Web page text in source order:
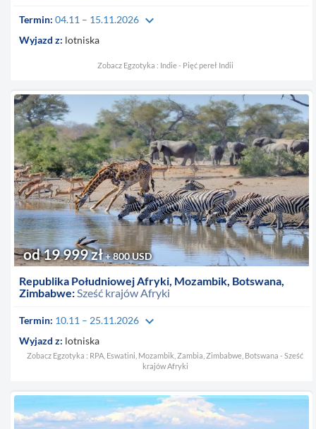
Termin: 04.11 – 15.11.2026 keyboard_arrow_down
Wyjazd z: lotniska
Zobacz Egzotyka : Indie - Pięć pereł Indii
Republika Południowej Afryki, Mozambik, Botswana,
Zimbabwe:Sześć krajów Afryki
od 19 999 zł+ 800 USD
Termin: 10.11 – 25.11.2026 keyboard_arrow_down
Wyjazd z: lotniska
Zobacz Egzotyka : RPA, Eswatini, Mozambik, Zambia, Zimbabwe, Botswana - Sześć
krajów Afryki